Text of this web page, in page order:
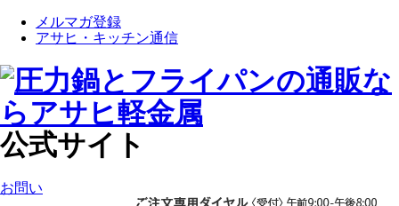
メルマガ登録
アサヒ・キッチン通信
公式サイト
お問い